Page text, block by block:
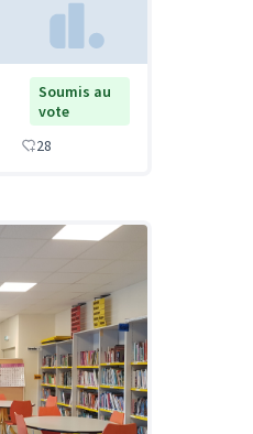
Soumis au
vote
28